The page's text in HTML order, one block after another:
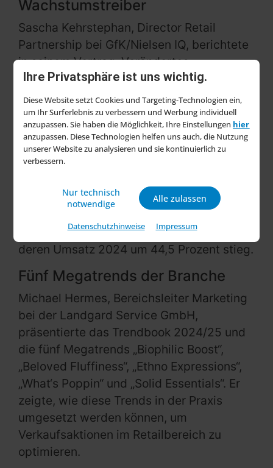
Ihre Privatsphäre ist uns wichtig.
Diese Website setzt Cookies und Targeting-Technologien ein,
um Ihr Surferlebnis zu verbessern und Werbung individuell
anzupassen. Sie haben die Möglichkeit, Ihre Einstellungen hier
anzupassen. Diese Technologien helfen uns auch, die Nutzung
unserer Website zu analysieren und sie kontinuierlich zu
verbessern.
Nur technisch
notwendige
Alle zulassen
Datenschutzhinweise Impressum
Wachstumstreiber
Sascha Kehrstephan, Director Retail
Partnership bei GfK/Nielsen IQ, berichtete
in seinem Vortrag „Verändertes
Nachfrageverhalten versus
Effizienzgewinne im Handel“ von einer
„Achterbahnfahrt“ im Markt. Er hob hervor,
dass Gartensortimente klare
Wachstumstreiber fürBaumärkteund
Gartencenter sind, und betonte die
Einkaufsmöglichkeiten wie „Pick & Go“.
Mähroboterohne Begrenzungskabel,
deren Umsatz 2024 um 44,5 Prozent stieg.
Fünf Megatrends der Branche
Michael Hermes, Bereichsleiter Marketing
bei der Landgard Service GmbH,
präsentierte das Trendbook 2024/25 und
die fünf Megatrends „Biophilic Boost“,
„Beloved Fluffiness“, „Ethno Expressions“,
„What‘s Poppin“ und „Solid Essentials“. Er
zeigte, wie diese Trends in der Praxis
umgesetzt werden können, um
Verkaufsaktionen im Retailbereich zu
optimieren.